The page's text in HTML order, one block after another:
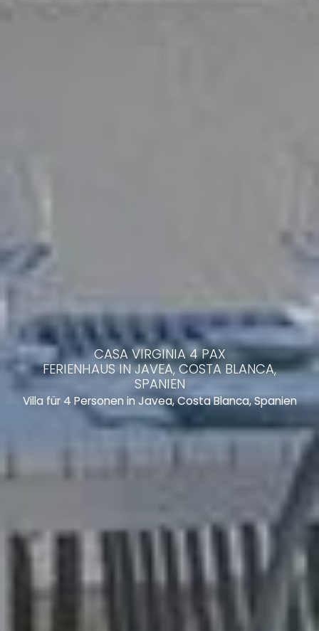
CASA VIRGINIA 4 PAX
FERIENHAUS IN JAVEA, COSTA BLANCA,
SPANIEN
Villa für 4 Personen in Javea, Costa Blanca, Spanien